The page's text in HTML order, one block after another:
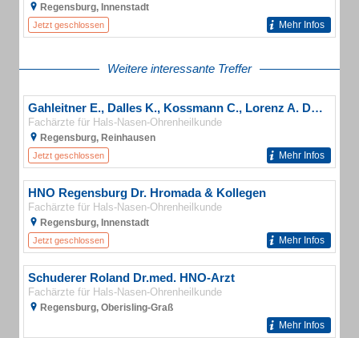
Regensburg, Innenstadt
Jetzt geschlossen Mehr Infos
Weitere interessante Treffer
Gahleitner E., Dalles K., Kossmann C., Lorenz A. Dres.med. Fachärzte für HNO
Fachärzte für Hals-Nasen-Ohrenheilkunde
Regensburg, Reinhausen
Jetzt geschlossen Mehr Infos
HNO Regensburg Dr. Hromada & Kollegen
Fachärzte für Hals-Nasen-Ohrenheilkunde
Regensburg, Innenstadt
Jetzt geschlossen Mehr Infos
Schuderer Roland Dr.med. HNO-Arzt
Fachärzte für Hals-Nasen-Ohrenheilkunde
Regensburg, Oberisling-Graß
Mehr Infos